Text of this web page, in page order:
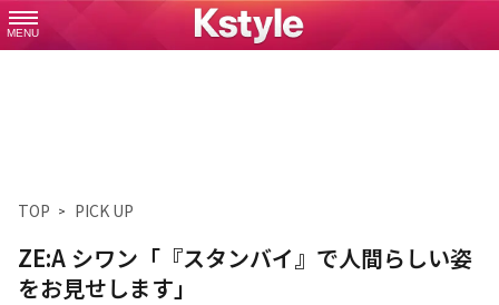
MENU
TOP PICK UP
ZE:A シワン「『スタンバイ』で人間らしい姿
をお見せします」